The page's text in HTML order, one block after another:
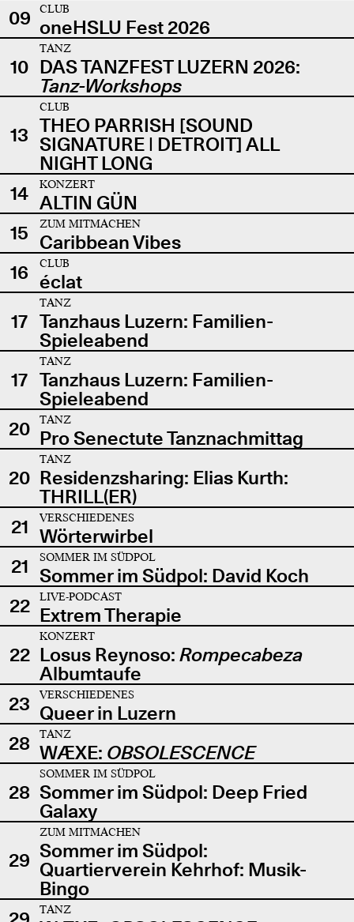
09
CLUB
oneHSLU Fest 2026
10
TANZ
DAS TANZFEST LUZERN 2026:
Tanz-Workshops
13
CLUB
THEO PARRISH [SOUND
SIGNATURE | DETROIT] ALL
NIGHT LONG
14
KONZERT
ALTIN GÜN
15
ZUM MITMACHEN
Caribbean Vibes
16
CLUB
éclat
17
TANZ
Tanzhaus Luzern: Familien-
Spieleabend
17
TANZ
Tanzhaus Luzern: Familien-
Spieleabend
20
TANZ
Pro Senectute Tanznachmittag
20
TANZ
Residenzsharing: Elias Kurth:
THRILL(ER)
21
VERSCHIEDENES
Wörterwirbel
21
SOMMER IM SÜDPOL
Sommer im Südpol: David Koch
22
LIVE-PODCAST
Extrem Therapie
22
KONZERT
Losus Reynoso: Rompecabeza
Albumtaufe
23
VERSCHIEDENES
Queer in Luzern
28
TANZ
WÆXE: OBSOLESCENCE
28
SOMMER IM SÜDPOL
Sommer im Südpol: Deep Fried
Galaxy
29
ZUM MITMACHEN
Sommer im Südpol:
Quartierverein Kehrhof: Musik-
Bingo
TANZ